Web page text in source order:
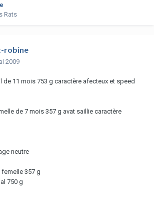
Rats
robine
2009
de 11 mois 753 g caractère afecteux et speed
de 7 mois 357 g avat saillie caractère
neutre
357 g
750 g